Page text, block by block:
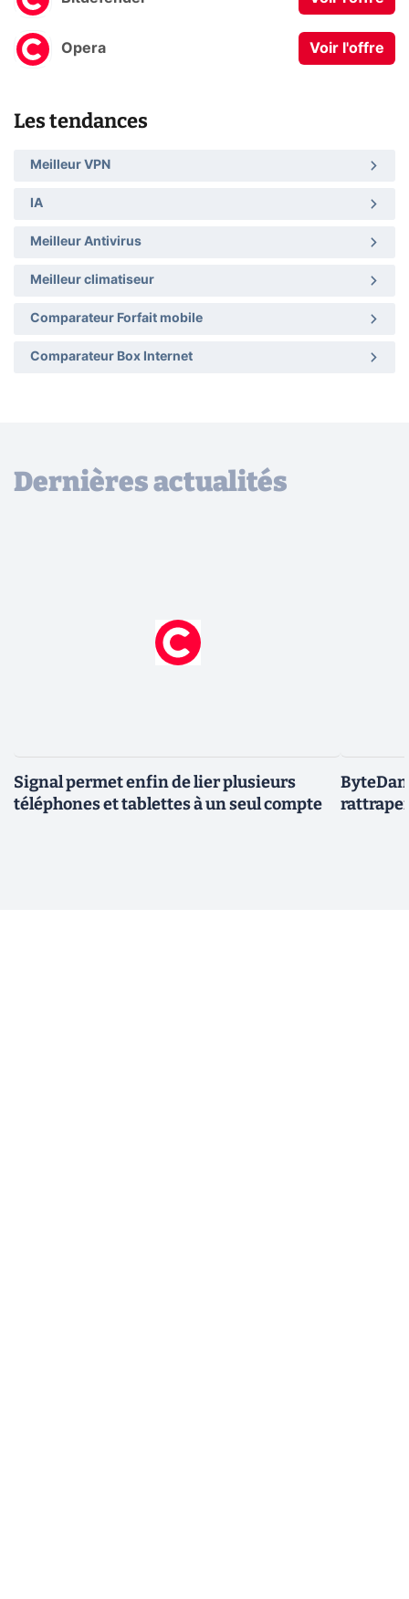
Opera Voir l'offre
Les tendances
Meilleur VPN
IA
Meilleur Antivirus
Meilleur climatiseur
Comparateur Forfait mobile
Comparateur Box Internet
Dernières actualités
Signal permet enfin de lier plusieurs
téléphones et tablettes à un seul compte